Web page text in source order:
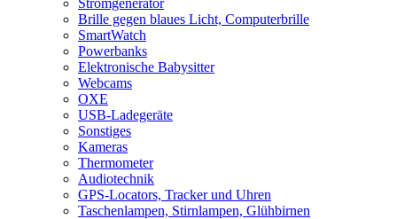
Stromgenerator
Brille gegen blaues Licht, Computerbrille
SmartWatch
Powerbanks
Elektronische Babysitter
Webcams
OXE
USB-Ladegeräte
Sonstiges
Kameras
Thermometer
Audiotechnik
GPS-Locators, Tracker und Uhren
Taschenlampen, Stirnlampen, Glühbirnen